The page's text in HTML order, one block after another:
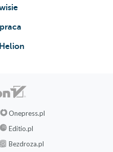
Onepress.pl
Editio.pl
Bezdroza.pl